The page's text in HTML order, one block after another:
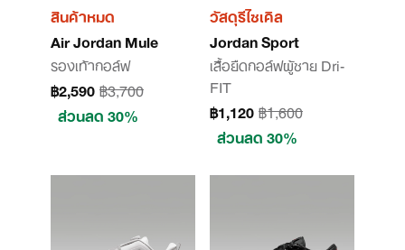
สินค้าหมด
Air Jordan Mule
รองเท้ากอล์ฟ
฿2,590฿3,700
ส่วนลด 30%
วัสดุรีไซเคิล
Jordan Sport
เสื้อยืดกอล์ฟผู้ชาย Dri-
FIT
฿1,120฿1,600
ส่วนลด 30%